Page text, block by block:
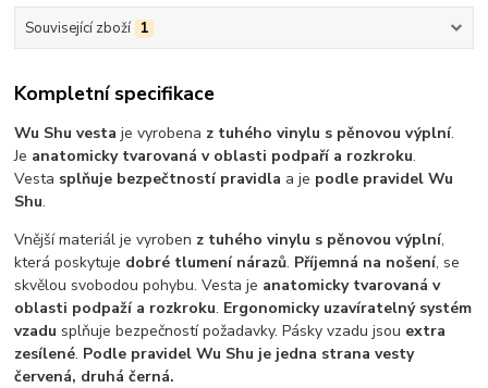
Související zboží 1
Kompletní specifikace
Wu Shu vesta je vyrobena z tuhého vinylu s pěnovou výplní.
Je anatomicky tvarovaná v oblasti podpaří a rozkroku.
Vesta splňuje bezpečtností pravidla a je podle pravidel Wu
Shu.
Vnější materiál je vyroben z tuhého vinylu s pěnovou výplní,
která poskytuje dobré tlumení nárazů. Příjemná na nošení, se
skvělou svobodou pohybu. Vesta je anatomicky tvarovaná v
oblasti podpaží a rozkroku. Ergonomicky uzavíratelný systém
vzadu splňuje bezpečností požadavky. Pásky vzadu jsou extra
zesílené. Podle pravidel Wu Shu je jedna strana vesty
červená, druhá černá.